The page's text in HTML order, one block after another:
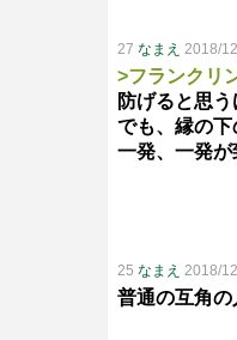
27 なまえ 2018/
>フランクリ
防げると思
でも、縁の
一発、一発
25 なまえ 2018/
普通の互角